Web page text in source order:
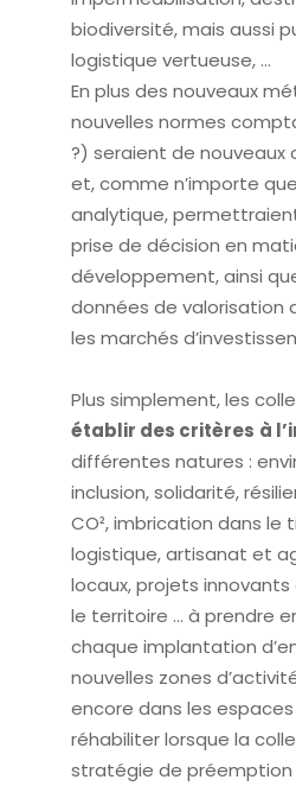
biodiversité, mais aussi
logistique vertueuse, …
En plus des nouveaux
nouvelles normes
?) seraient de nouveaux
et, comme n’importe
analytique,
prise de décision en
développement, ainsi
données de valorisation
les marchés
Plus simplement, les
établir des critères à
différentes natures :
inclusion, solidarité,
CO², imbrication dans
logistique, artisanat et
locaux, projets
le territoire … à prendre
chaque implantation
nouvelles zones
encore dans les
réhabiliter lorsque la
stratégie de préemption